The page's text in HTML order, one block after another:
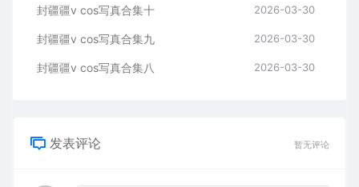
封疆疆v cos写真合集十 2026-03-30
封疆疆v cos写真合集九 2026-03-30
封疆疆v cos写真合集八 2026-03-30
发表评论 暂无评论